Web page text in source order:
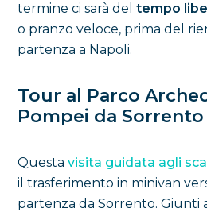
termine ci sarà del tempo
o pranzo veloce, prima del
partenza a Napoli.
Tour al Parco
Pompei da Sorrento
Questa visita guidata agli
il trasferimento in minivan
partenza da Sorrento. Giunti